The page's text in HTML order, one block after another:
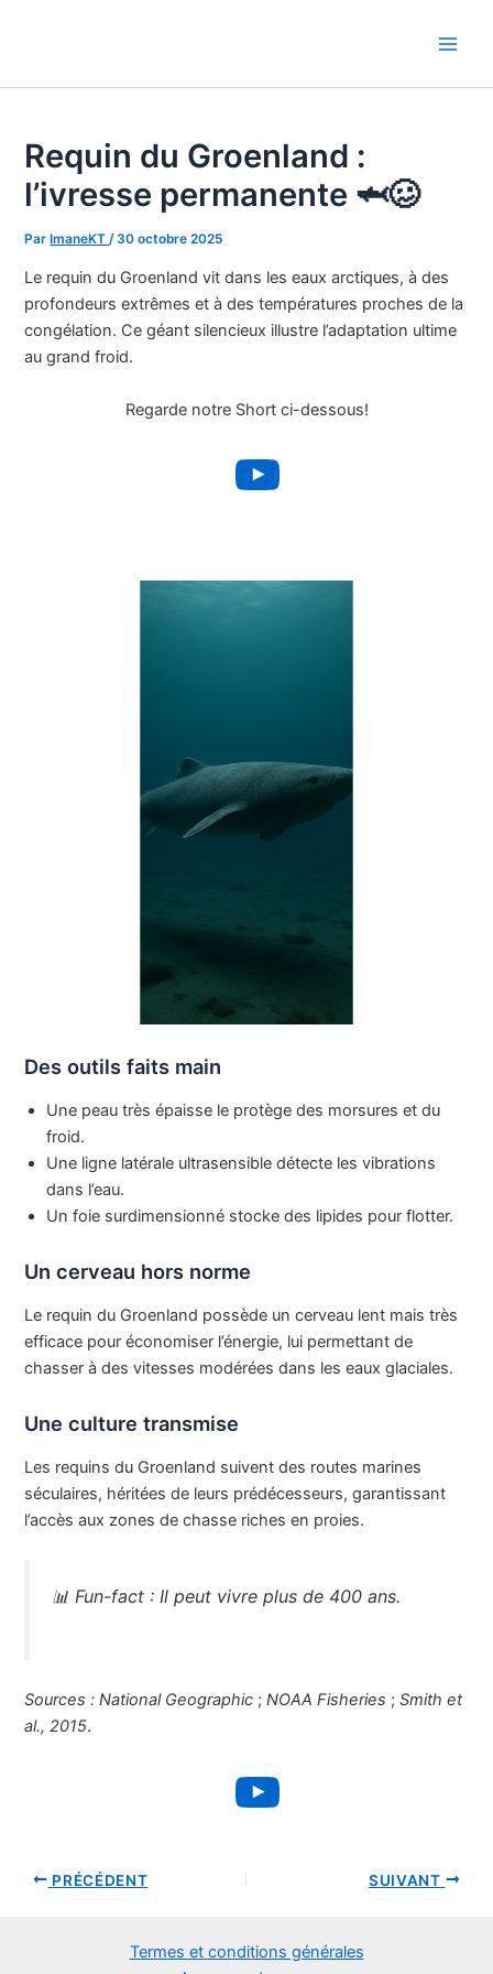
Requin du Groenland :
l’ivresse permanente 🦈🥴
ParImaneKT /30 octobre 2025
Le requin du Groenland vit dans les eaux arctiques, à des
profondeurs extrêmes et à des températures proches de la
congélation. Ce géant silencieux illustre l’adaptation ultime
au grand froid.
Regarde notre Short ci-dessous!
YouTube
Des outils faits main
Une peau très épaisse le protège des morsures et du
froid.
Une ligne latérale ultrasensible détecte les vibrations
dans l’eau.
Un foie surdimensionné stocke des lipides pour flotter.
Un cerveau hors norme
Le requin du Groenland possède un cerveau lent mais très
efficace pour économiser l’énergie, lui permettant de
chasser à des vitesses modérées dans les eaux glaciales.
Une culture transmise
Les requins du Groenland suivent des routes marines
séculaires, héritées de leurs prédécesseurs, garantissant
l’accès aux zones de chasse riches en proies.
📊 Fun-fact : Il peut vivre plus de 400 ans.
Sources : National Geographic ;NOAA Fisheries ;Smith et
al., 2015.
YouTube
PRÉCÉDENT SUIVANT
Termes et conditions générales